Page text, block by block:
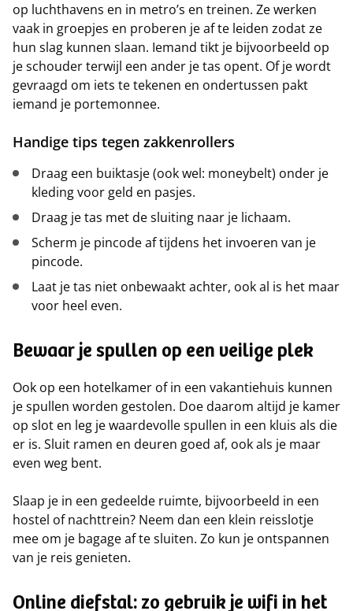
op luchthavens en in metro’s en treinen. Ze werken
vaak in groepjes en proberen je af te leiden zodat ze
hun slag kunnen slaan. Iemand tikt je bijvoorbeeld op
je schouder terwijl een ander je tas opent. Of je wordt
gevraagd om iets te tekenen en ondertussen pakt
iemand je portemonnee.
Handige tips tegen zakkenrollers
Draag een buiktasje (ook wel: moneybelt) onder je
kleding voor geld en pasjes.
Draag je tas met de sluiting naar je lichaam.
Scherm je pincode af tijdens het invoeren van je
pincode.
Laat je tas niet onbewaakt achter, ook al is het maar
voor heel even.
Bewaar je spullen op een veilige plek
Ook op een hotelkamer of in een vakantiehuis kunnen
je spullen worden gestolen. Doe daarom altijd je kamer
op slot en leg je waardevolle spullen in een kluis als die
er is. Sluit ramen en deuren goed af, ook als je maar
even weg bent.
Slaap je in een gedeelde ruimte, bijvoorbeeld in een
hostel of nachttrein? Neem dan een klein reisslotje
mee om je bagage af te sluiten. Zo kun je ontspannen
van je reis genieten.
Online diefstal: zo gebruik je wifi in het